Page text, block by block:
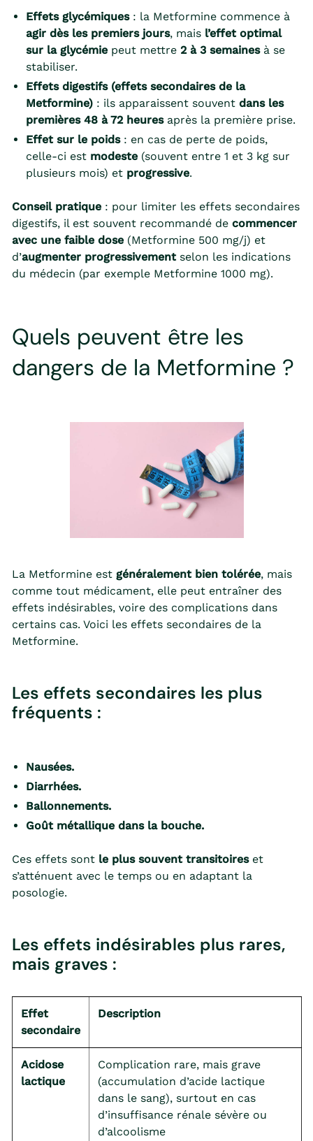
Effets glycémiques: la Metformine commence à
agir dès les premiers jours, mais l’effet optimal
sur la glycémiepeut mettre 2 à 3 semainesà se
stabiliser.
Effets digestifs (effets secondaires de la
Metformine): ils apparaissent souvent dans les
premières 48 à 72 heuresaprès la première prise.
Effet sur le poids: en cas de perte de poids,
celle-ci est modeste(souvent entre 1 et 3 kg sur
plusieurs mois) et progressive.
Conseil pratique: pour limiter les effets secondaires
digestifs, il est souvent recommandé de commencer
avec une faible dose(Metformine 500 mg/j) et
d’augmenter progressivementselon les indications
du médecin (par exemple Metformine 1000 mg).
Quels peuvent être les
dangers de la Metformine ?
La Metformine est généralement bien tolérée, mais
comme tout médicament, elle peut entraîner des
effets indésirables, voire des complications dans
certains cas. Voici les effets secondaires de la
Metformine.
Les effets secondaires les plus
fréquents :
Nausées.
Diarrhées.
Ballonnements.
Goût métallique dans la bouche.
Ces effets sont le plus souvent transitoireset
s’atténuent avec le temps ou en adaptant la
posologie.
Les effets indésirables plus rares,
mais graves :
Effet
secondaire
Description
Acidose
lactique
Complication rare, mais grave
(accumulation d’acide lactique
dans le sang), surtout en cas
d’insuffisance rénale sévère ou
d’alcoolisme